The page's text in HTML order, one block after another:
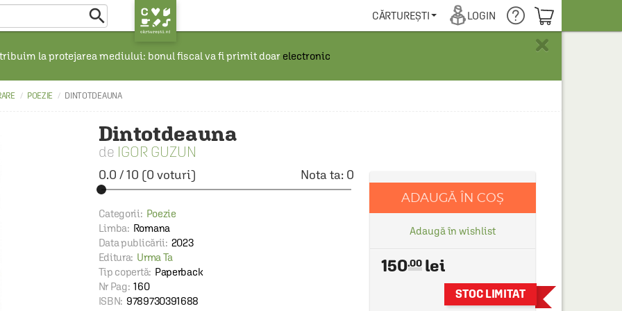
 CĂRTUREȘTI LOGIN COȘUL TĂU
×
la protejarea mediului: bonul fiscal va fi primit doar electronic
POEZIE DINTOTDEAUNA
Dintotdeauna
IGOR GUZUN
0.0 /10 (0 voturi) Nota ta: 0
Categorii: Poezie
Limba: Romana
Data publicării: 2023
Editura: Urma Ta
Tip copertă: Paperback
Nr Pag: 160
ISBN: 9789730391688
ADAUGĂ ÎN COȘ
Adaugă în wishlist
150.00
STOC LIMITAT